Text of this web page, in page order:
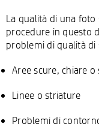
La qualità di una
procedure in questo
problemi di qualità di
Aree scure, chiare o
Linee o striature
Problemi di